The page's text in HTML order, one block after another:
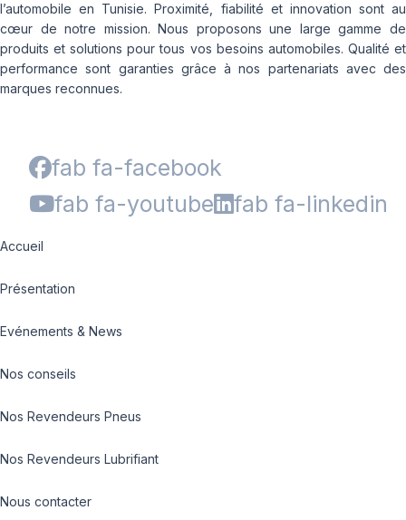
l’automobile en Tunisie. Proximité, fiabilité et innovation sont au
cœur de notre mission. Nous proposons une large gamme de
produits et solutions pour tous vos besoins automobiles. Qualité et
performance sont garanties grâce à nos partenariats avec des
marques reconnues.
fab fa-facebook
fab fa-youtube
fab fa-linkedin
Accueil
Présentation
Evénements & News
Nos conseils
Nos Revendeurs Pneus
Nos Revendeurs Lubrifiant
Nous contacter